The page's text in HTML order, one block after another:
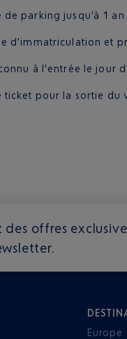
parking jusqu'à 1
d'immatriculation et
à l'entrée le jour
ticket pour la sortie du
des offres
Europe